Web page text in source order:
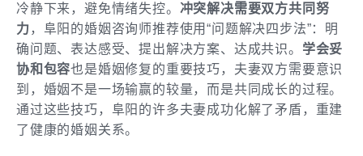
冷静下来，避免情绪失控。 冲突解决需要双方共同努
力 ，阜阳的婚姻咨询师推荐使用“问题解决四步法”：明
确问题、表达感受、提出解决方案、达成共识。 学会妥
协和包容也是婚姻修复的重要技巧，夫妻双方需要意识
到，婚姻不是一场输赢的较量，而是共同成长的过程。
通过这些技巧，阜阳的许多夫妻成功化解了矛盾，重建
了健康的婚姻关系。